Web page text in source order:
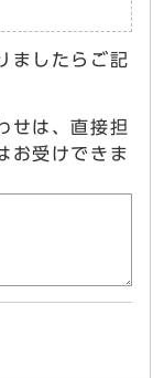
ましたらご記
せは、直接担
お受けできま